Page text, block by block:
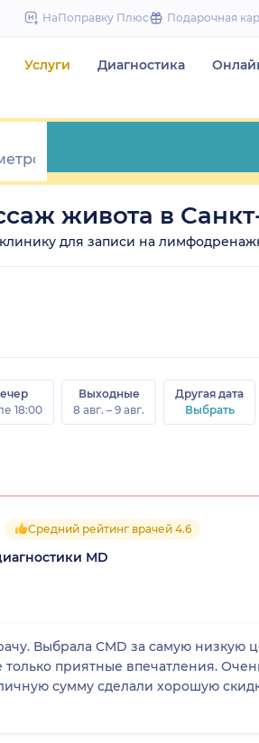
to
НаПоправку Плюс Подарочная
Услуги Диагностика
живота в
для записи на
18:00
Выходные
8 авг. – 9 авг.
Другая дата
Выбрать
Средний рейтинг врачей 4.6
МD
Выбрала CMD за самую низкую
приятные впечатления.
сумму сделали хорошую